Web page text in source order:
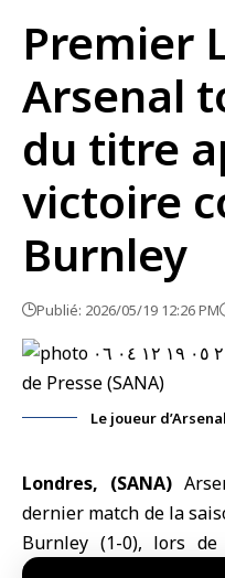
Premier
Arsenal
du titre
victoire
Burnley
Publié: 2026/05/19 12:26 PM
Le joueur
Londres, (SANA)
dernier match de la
Burnley (1-0), lors
League.